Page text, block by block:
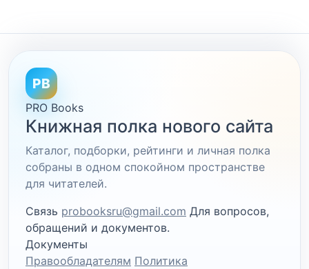
PB
PRO Books
Книжная полка нового сайта
Каталог, подборки, рейтинги и личная полка
собраны в одном спокойном пространстве
для читателей.
Связь probooksru@gmail.com Для вопросов,
обращений и документов.
Документы
Правообладателям Политика